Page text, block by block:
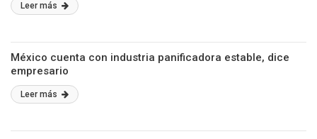
Leer más
México cuenta con industria panificadora estable, dice
empresario
Leer más